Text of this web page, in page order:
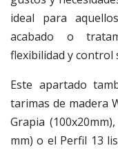
ideal para
acabado o
flexibilidad y control
Este apartado
tarimas de madera
Grapia
mm) o el Perfil 13